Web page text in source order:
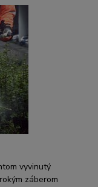
vyvinutý
záberom